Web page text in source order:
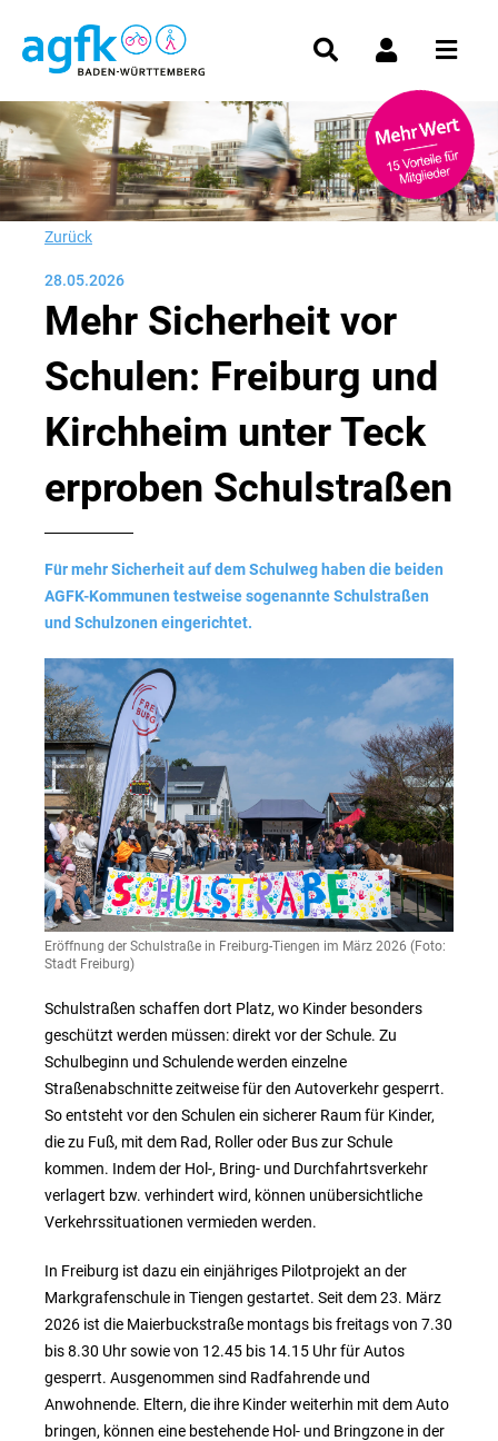
Zurück
28.05.2026
Mehr Sicherheit vor
Schulen: Freiburg und
Kirchheim unter Teck
erproben Schulstraßen
Für mehr Sicherheit auf dem Schulweg haben die beiden
AGFK-Kommunen testweise sogenannte Schulstraßen
und Schulzonen eingerichtet.
Eröffnung der Schulstraße in Freiburg-Tiengen im März 2026 (Foto:
Stadt Freiburg)
Schulstraßen schaffen dort Platz, wo Kinder besonders
geschützt werden müssen: direkt vor der Schule. Zu
Schulbeginn und Schulende werden einzelne
Straßenabschnitte zeitweise für den Autoverkehr gesperrt.
So entsteht vor den Schulen ein sicherer Raum für Kinder,
die zu Fuß, mit dem Rad, Roller oder Bus zur Schule
kommen. Indem der Hol-, Bring- und Durchfahrtsverkehr
verlagert bzw. verhindert wird, können unübersichtliche
Verkehrssituationen vermieden werden.
In Freiburg ist dazu ein einjähriges Pilotprojekt an der
Markgrafenschule in Tiengen gestartet. Seit dem 23. März
2026 ist die Maierbuckstraße montags bis freitags von 7.30
bis 8.30 Uhr sowie von 12.45 bis 14.15 Uhr für Autos
gesperrt. Ausgenommen sind Radfahrende und
Anwohnende. Eltern, die ihre Kinder weiterhin mit dem Auto
bringen, können eine bestehende Hol- und Bringzone in der